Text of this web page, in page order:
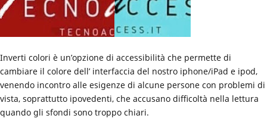
Inverti colori è un’opzione di accessibilità che permette di
cambiare il colore dell’ interfaccia del nostro iphone/iPad e ipod,
venendo incontro alle esigenze di alcune persone con problemi di
vista, soprattutto ipovedenti, che accusano difficoltà nella lettura
quando gli sfondi sono troppo chiari.